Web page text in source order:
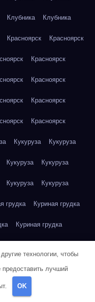
Клубника Клубника
Красноярск Красноярск
Красноярск
Красноярск
Красноярск
Красноярск
Кукуруза Кукуруза
Кукуруза Кукуруза
Кукуруза Кукуруза
грудка Куриная грудка
Куриная грудка
Куриная грудка
Куриная грудка
технологии, чтобы
предоставить лучший
OK